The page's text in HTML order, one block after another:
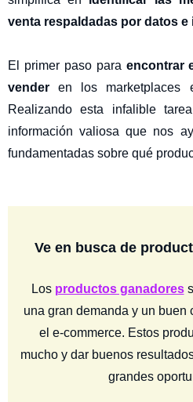
venta respaldadas por datos
El primer paso para encontrar
venderen los marketplaces
Realizando esta infalible
información valiosa que nos
fundamentadas sobre qué
Ve en busca de
Los productos ganadores
una gran demanda y un buen
el e-commerce. Estos
mucho y dar buenos
grandes